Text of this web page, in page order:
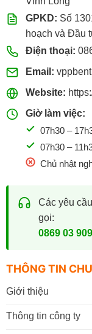
GPKD: Số
hoạch và Đầu
Điện thoại:
Email:
Website:
Giờ làm việc:
07h30 –
07h30 –
Chủ nhật
Các yêu
gọi:
0869 03
THÔNG TIN
Giới thiệu
Thông tin công ty